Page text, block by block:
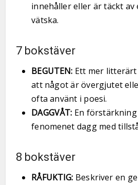
innehåller eller är täckt av
vätska.
7 bokstäver
BEGUTEN: Ett mer
att något är övergjutet
ofta använt i poesi.
DAGGVÅT: En
fenomenet dagg med
8 bokstäver
RÅFUKTIG: Beskriver en